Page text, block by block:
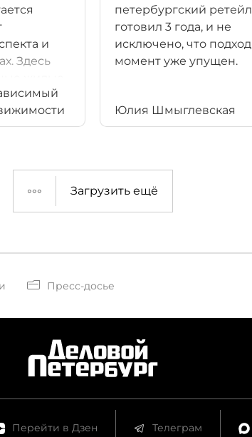
и
Здесь
Однако,
его
будущем
объектов,
даст
петербургский
готовил 3 года, и не
исключено, что
момент уже упущен.
Юлия Шмыглевская
Загрузить ещё
Пресс-досье
Перейти в Дзен Телеграм